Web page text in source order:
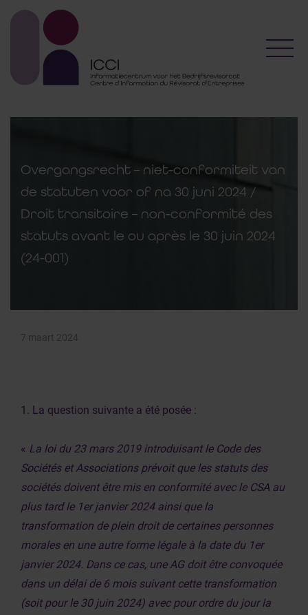
Overgangsrecht – niet-conformiteit van
de statuten voor of na 30 juni 2024 /
Droit transitoire – non-conformité des
statuts avant le ou après le 30 juin 2024
(24-001)
7 maart 2024
1. La question suivante a été posée :
« La loi du 23 mars 2019 introduisant le Code des
Sociétés et Associations prévoit que les statuts des
sociétés doivent être mis en conformité avec le CSA au
plus tard le 1er janvier 2024 ainsi que la
transformation de plein droit de certaines personnes
morales en une autre forme légale à la date du 1er
janvier 2024. Dans ce cas, une AG doit être convoquée
dans un délai de 6 mois suivant cette transformation
(soit pour le 30 juin 2024) avec pour ordre du jour la